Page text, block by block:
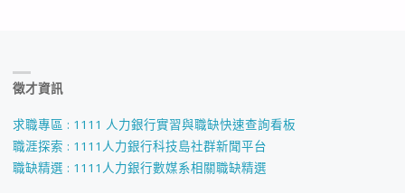
徵才資訊
求職專區 : 1111 人力銀行實習與職缺快速查詢看板
職涯探索 : 1111人力銀行科技島社群新聞平台
職缺精選 : 1111人力銀行數媒系相關職缺精選